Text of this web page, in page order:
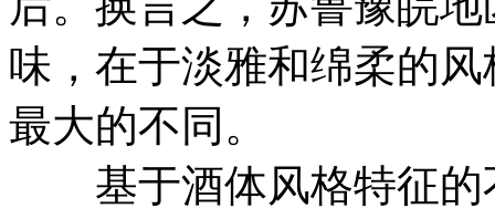
味，在于淡雅和绵柔的
最大的不同。
基于酒体风格特征的